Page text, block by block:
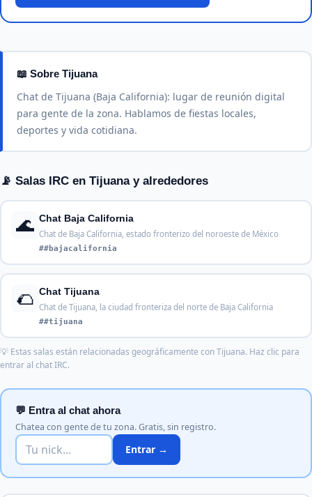
📖 Sobre Tijuana
Chat de Tijuana (Baja California): lugar de reunión digital
para gente de la zona. Hablamos de fiestas locales,
deportes y vida cotidiana.
📡 Salas IRC en Tijuana y alrededores
🌊 Chat Baja California
Chat de Baja California, estado fronterizo del noroeste de México
##bajacalifornia
🌮 Chat Tijuana
Chat de Tijuana, la ciudad fronteriza del norte de Baja California
##tijuana
💡 Estas salas están relacionadas geográficamente con Tijuana. Haz clic para
entrar al chat IRC.
💬 Entra al chat ahora
Chatea con gente de tu zona. Gratis, sin registro.
Entrar →